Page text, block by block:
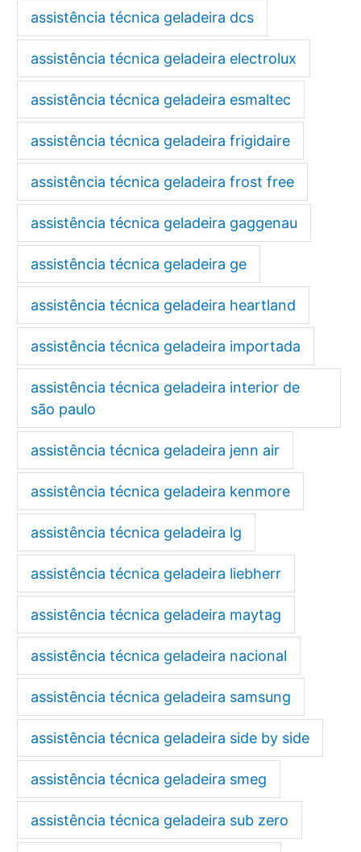
assistência técnica geladeira dcs
assistência técnica geladeira electrolux
assistência técnica geladeira esmaltec
assistência técnica geladeira frigidaire
assistência técnica geladeira frost free
assistência técnica geladeira gaggenau
assistência técnica geladeira ge
assistência técnica geladeira heartland
assistência técnica geladeira importada
assistência técnica geladeira interior de
são paulo
assistência técnica geladeira jenn air
assistência técnica geladeira kenmore
assistência técnica geladeira lg
assistência técnica geladeira liebherr
assistência técnica geladeira maytag
assistência técnica geladeira nacional
assistência técnica geladeira samsung
assistência técnica geladeira side by side
assistência técnica geladeira smeg
assistência técnica geladeira sub zero